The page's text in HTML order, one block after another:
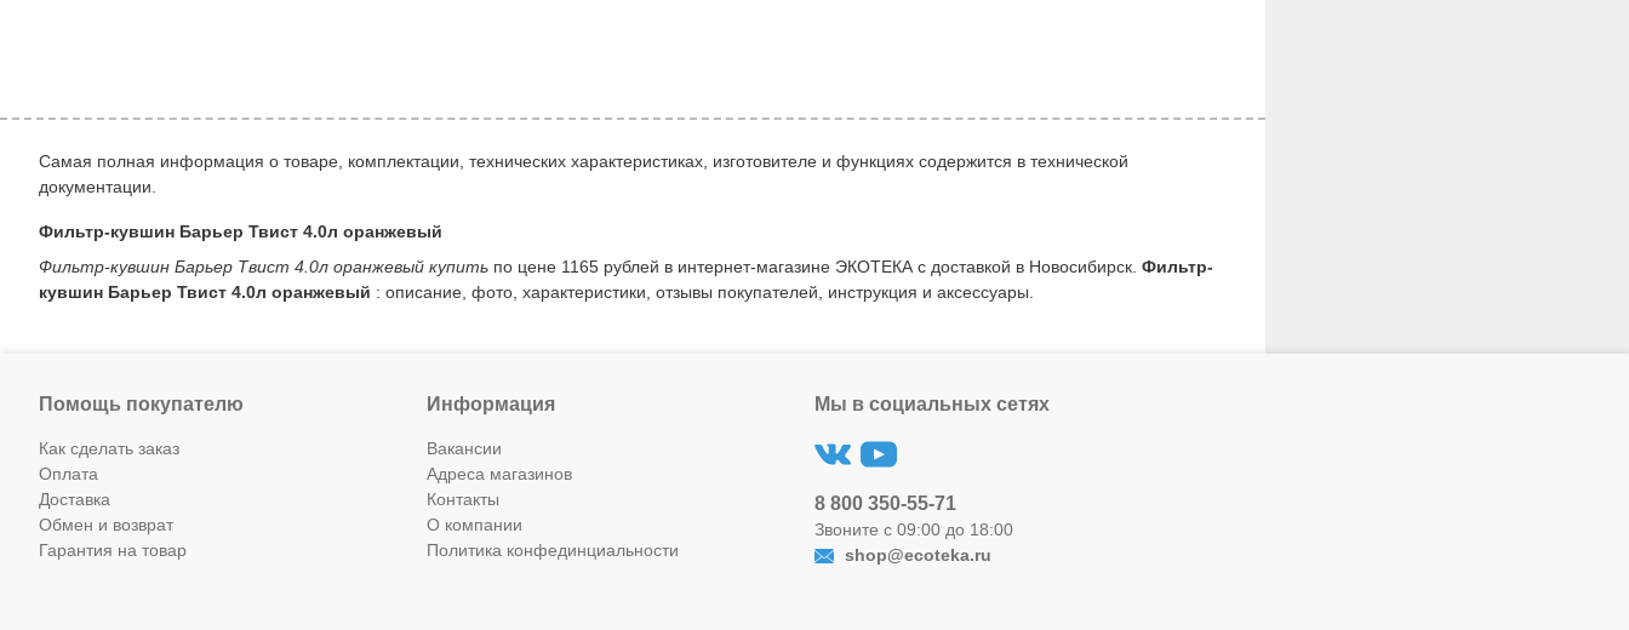
Самая полная информация о товаре, комплектации, технических характеристиках, изготовителе и функциях содержится в технической
документации.
Фильтр-кувшин Барьер Твист 4.0л оранжевый
Фильтр-кувшин Барьер Твист 4.0л оранжевый купить по цене 1165 рублей в интернет-магазине ЭКОТЕКА с доставкой в Новосибирск. Фильтр-
кувшин Барьер Твист 4.0л оранжевый : описание, фото, характеристики, отзывы покупателей, инструкция и аксессуары.
Помощь покупателю
Как сделать заказ
Оплата
Доставка
Обмен и возврат
Гарантия на товар
Информация
Вакансии
Адреса магазинов
Контакты
О компании
Политика конфединциальности
Мы в социальных сетях
8 800 350-55-71
Звоните с 09:00 до 18:00
shop@ecoteka.ru